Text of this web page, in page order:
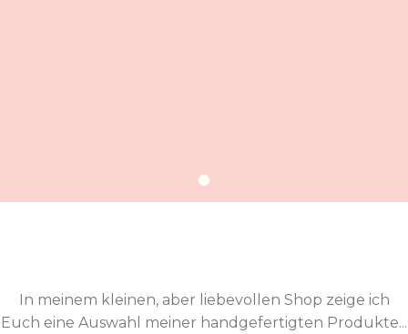
In meinem kleinen, aber liebevollen Shop zeige ich
Euch eine Auswahl meiner handgefertigten Produkte...